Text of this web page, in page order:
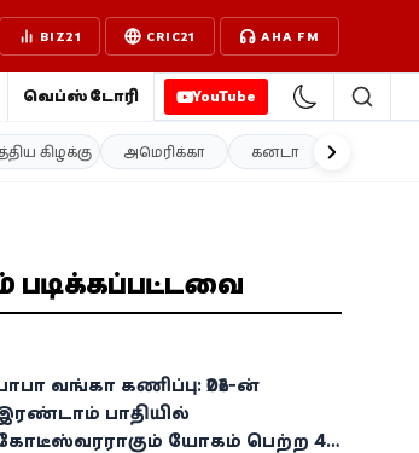
BIZ21 CRIC21 AHA FM
வெப்ஸ்டோரி YouTube
கிழக்கு அமெரிக்கா கனடா
படிக்கப்பட்டவை
வங்கா கணிப்பு: 2026-ன்
பாதியில்
யோகம் பெற்ற 4